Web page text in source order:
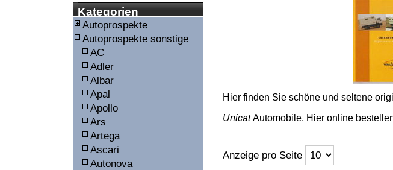
Kategorien
Autoprospekte
Autoprospekte sonstige
AC
Adler
Albar
Apal
Apollo
Ars
Artega
Ascari
Autonova
Hier finden Sie schöne und seltene
UnicatAutomobile. Hier online
Anzeige pro Seite